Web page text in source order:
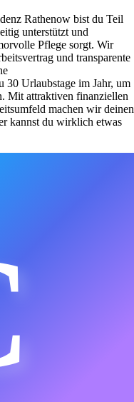
Rathenow bist du Teil
unterstützt und
Pflege sorgt. Wir
und transparente
30 Urlaubstage im Jahr, um
Mit attraktiven finanziellen
machen wir deinen
kannst du wirklich etwas